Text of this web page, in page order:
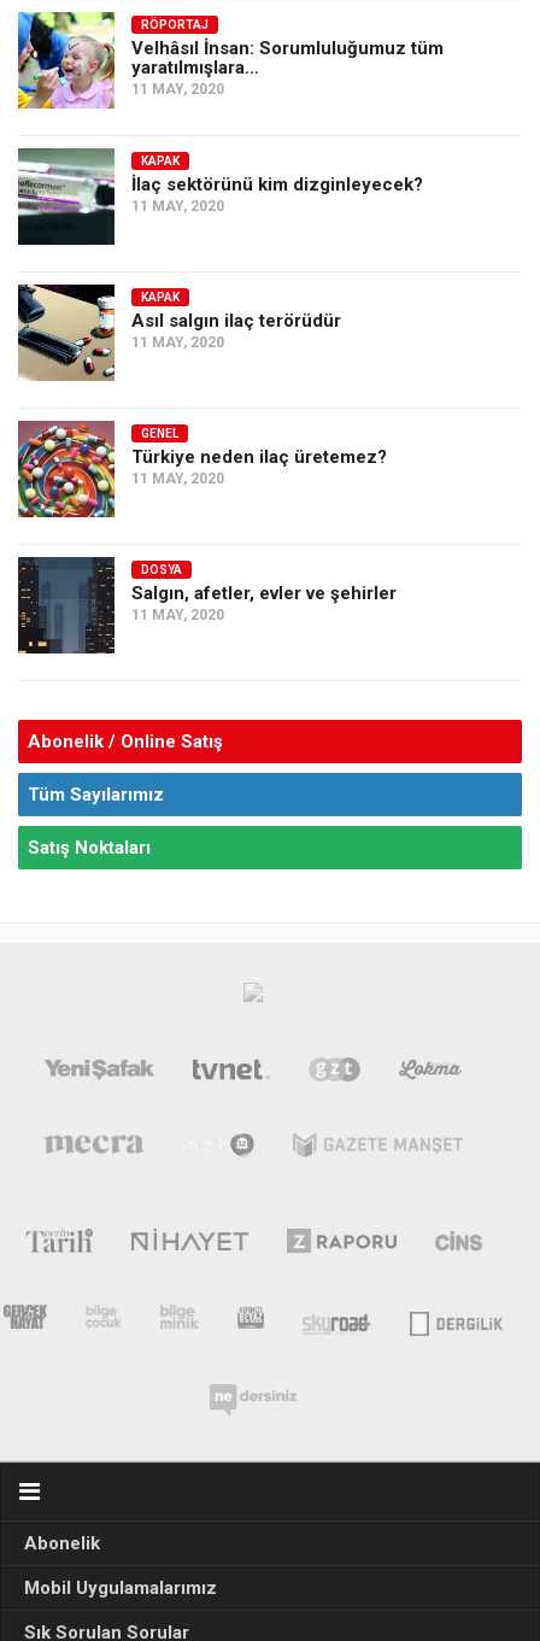
Amerika
Avustralya
Tarih
Düşünce
Dosyalar
RÖPORTAJ
Velhâsıl İnsan: Sorumluluğumuz tüm
yaratılmışlara…
11 MAY, 2020
KAPAK
İlaç sektörünü kim dizginleyecek?
11 MAY, 2020
KAPAK
Asıl salgın ilaç terörüdür
11 MAY, 2020
GENEL
Türkiye neden ilaç üretemez?
11 MAY, 2020
DOSYA
Salgın, afetler, evler ve şehirler
11 MAY, 2020
Abonelik / Online Satış
Tüm Sayılarımız
Satış Noktaları
Abonelik
Mobil Uygulamalarımız
Sık Sorulan Sorular